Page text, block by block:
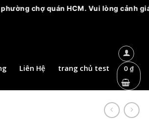
quán HCM. Vui lòng cảnh giác với
Liên Hệ trang chủ test 0₫